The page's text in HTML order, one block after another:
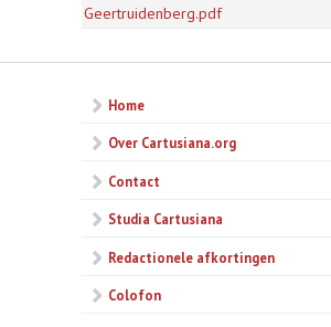
Geertruidenberg.pdf
Home
Over Cartusiana.org
Contact
Studia Cartusiana
Redactionele afkortingen
Colofon